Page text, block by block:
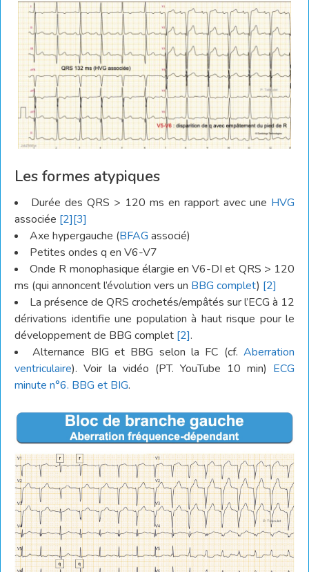
Les formes atypiques
Durée des QRS > 120 ms en rapport avec une HVG
associée [2][3]
Axe hypergauche (BFAG associé)
Petites ondes q en V6-V7
Onde R monophasique élargie en V6-DI et QRS > 120
ms (qui annoncent l’évolution vers un BBG complet) [2]
La présence de QRS crochetés/empâtés sur l’ECG à 12
dérivations identifie une population à haut risque pour le
développement de BBG complet [2].
Alternance BIG et BBG selon la FC (cf.Aberration
ventriculaire). Voir la vidéo (PT. YouTube 10 min) ECG
minute n°6. BBG et BIG.